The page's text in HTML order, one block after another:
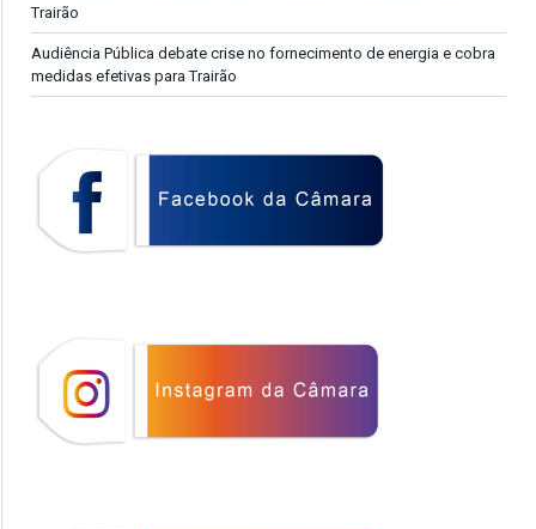
Trairão
Audiência Pública debate crise no fornecimento de energia e cobra
medidas efetivas para Trairão